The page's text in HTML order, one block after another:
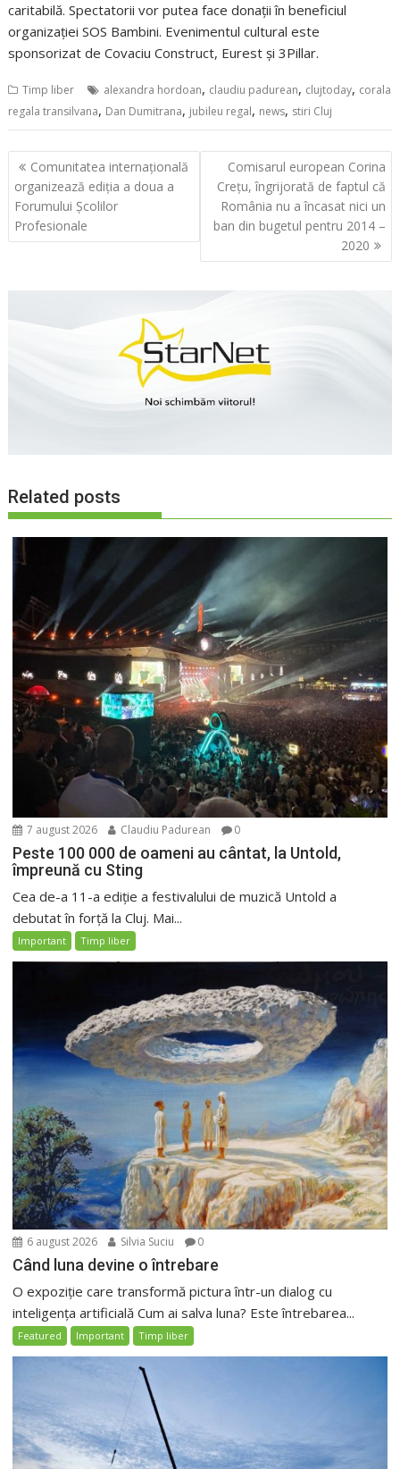
caritabilă. Spectatorii vor putea face donații în beneficiul
organizației SOS Bambini. Evenimentul cultural este
sponsorizat de Covaciu Construct, Eurest și 3Pillar.
Timp liber alexandra hordoan, claudiu padurean, clujtoday, corala
regala transilvana, Dan Dumitrana, jubileu regal, news, stiri Cluj
Navigare
în
articole
Comunitatea internațională
organizează ediția a doua a
Forumului Școlilor
Profesionale
Comisarul european Corina
Crețu, îngrijorată de faptul că
România nu a încasat nici un
ban din bugetul pentru 2014 –
2020
Related posts
7 august 2026 Claudiu Padurean 0
Peste 100 000 de oameni au cântat, la Untold,
împreună cu Sting
Cea de-a 11-a ediție a festivalului de muzică Untold a
debutat în forță la Cluj. Mai...
Important Timp liber
6 august 2026 Silvia Suciu 0
Când luna devine o întrebare
O expoziție care transformă pictura într-un dialog cu
inteligența artificială Cum ai salva luna? Este întrebarea...
Featured Important Timp liber